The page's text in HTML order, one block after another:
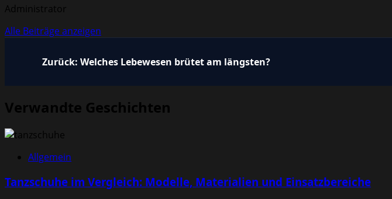
Administrator
Alle Beiträge anzeigen
Beitragsnavigation
Zurück: Welches Lebewesen brütet am längsten?
Verwandte Geschichten
Allgemein
Tanzschuhe im Vergleich: Modelle, Materialien und Einsatzbereiche